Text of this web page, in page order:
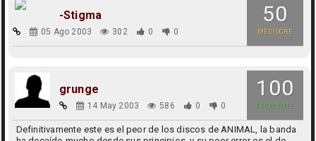
50
MEDIOCRE
-Stigma
05 Ago 2003 302 0 0
100
EXCELENTE
grunge
14 May 2003 586 0 0
Definitivamente este es el peor de los discos de ANIMAL, la banda